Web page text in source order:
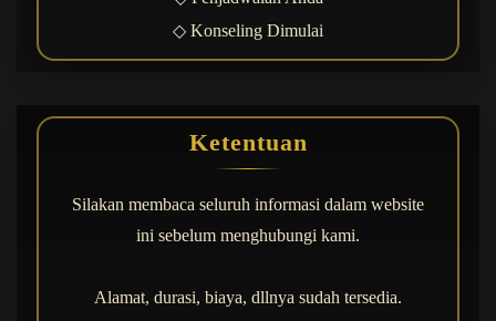
◇ Konseling Dimulai
Ketentuan
Silakan membaca seluruh informasi dalam website
ini sebelum menghubungi kami.
Alamat, durasi, biaya, dllnya sudah tersedia.